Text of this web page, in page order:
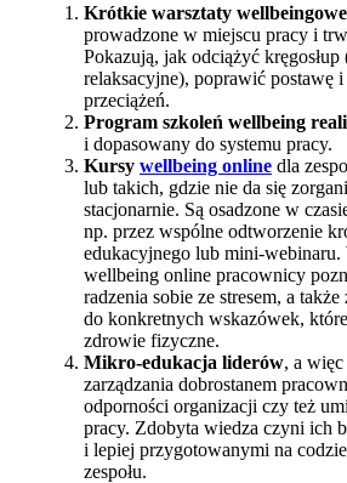
Krótkie warsztaty
prowadzone w miejscu pracy i
Pokazują, jak odciążyć kręgosłup
relaksacyjne), poprawić postawę
przeciążeń.
Program szkoleń wellbeing
i dopasowany do systemu pracy.
Kursy wellbeing online dla
lub takich, gdzie nie da się
stacjonarnie. Są osadzone w
np. przez wspólne odtworzenie
edukacyjnego lub mini-webinaru.
wellbeing online pracownicy
radzenia sobie ze stresem, a
do konkretnych wskazówek,
zdrowie fizyczne.
Mikro-edukacja liderów, a
zarządzania dobrostanem
odporności organizacji czy też
pracy. Zdobyta wiedza czyni ich
i lepiej przygotowanymi na
zespołu.